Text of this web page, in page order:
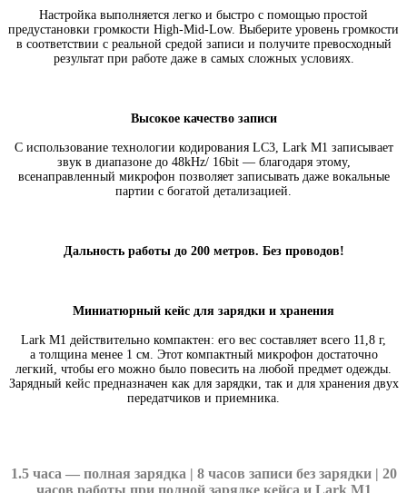
Настройка выполняется легко и быстро с помощью простой
предустановки громкости High-Mid-Low. Выберите уровень громкости
в соответствии с реальной средой записи и получите превосходный
результат при работе даже в самых сложных условиях.
Высокое качество записи
С использование технологии кодирования LC3, Lark M1 записывает
звук в диапазоне до 48kHz/ 16bit — благодаря этому,
всенаправленный микрофон позволяет записывать даже вокальные
партии с богатой детализацией.
Дальность работы до 200 метров. Без проводов!
Миниатюрный кейс для зарядки и хранения
Lark M1 действительно компактен: его вес составляет всего 11,8 г,
а толщина менее 1 см. Этот компактный микрофон достаточно
легкий чтобы его можно было повесить на любой предмет одежды.
Зарядный кейс предназначен как для зарядки так и для хранения двух
передатчиков и приемника.
1.5 часа — полная зарядка | 8 часов записи без зарядки | 20
часов работы при полной зарядке кейса и Lark M1